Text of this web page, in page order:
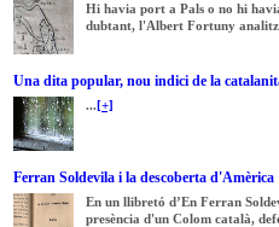
Hi havia port a Pals o no hi
dubtant, l'Albert Fortuny
Una dita popular, nou indici de la
...[+]
Ferran Soldevila i la descoberta d'Amèrica
En un llibretó d’En Ferran
presència d'un Colom català,